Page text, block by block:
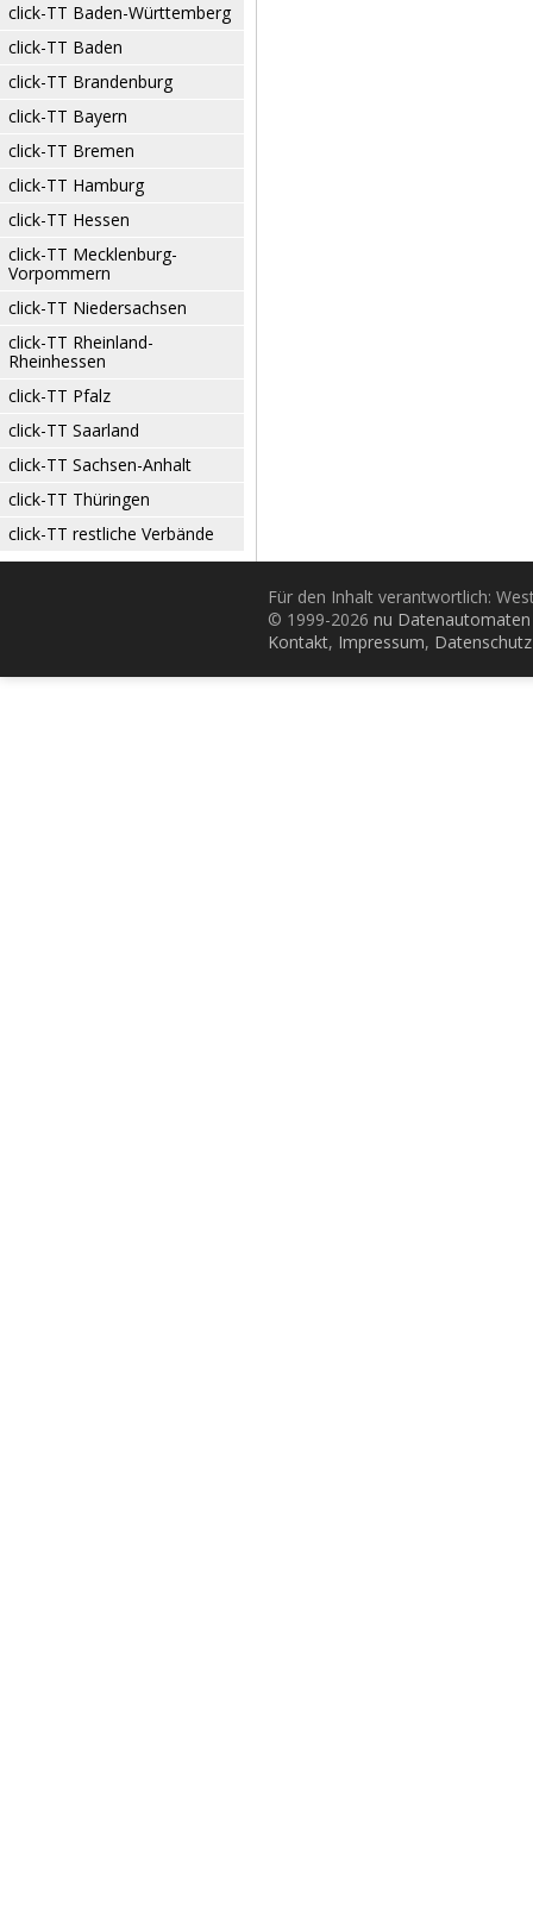
click-TT Baden-Württemberg
click-TT Baden
click-TT Brandenburg
click-TT Bayern
click-TT Bremen
click-TT Hamburg
click-TT Hessen
click-TT Mecklenburg-
Vorpommern
click-TT Niedersachsen
click-TT Rheinland-
Rheinhessen
click-TT Pfalz
click-TT Saarland
click-TT Sachsen-Anhalt
click-TT Thüringen
click-TT restliche Verbände
Für den Inhalt verantwortlich:
© 1999-2026 nu
Kontakt, Impressum, Datenschutz